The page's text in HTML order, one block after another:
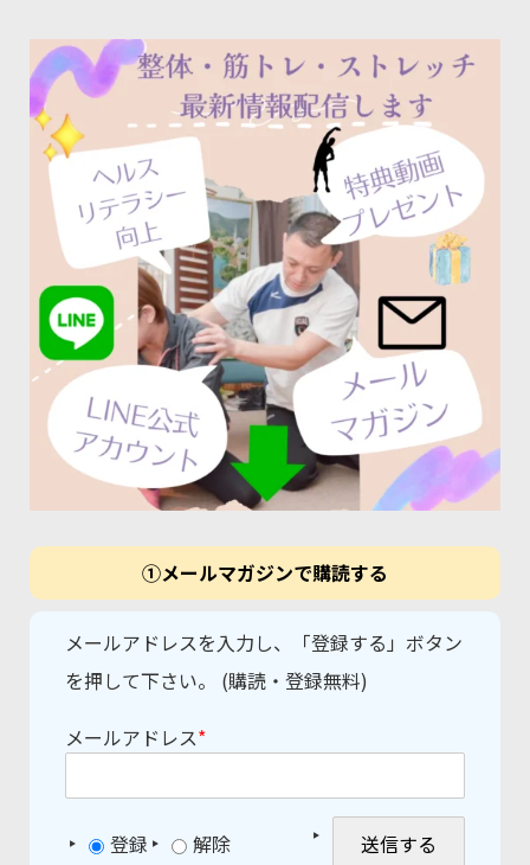
①メールマガジンで購読する
メールアドレスを入力し、「登録する」ボタン
を押して下さい。 (購読・登録無料)
メールアドレス*
登録 解除